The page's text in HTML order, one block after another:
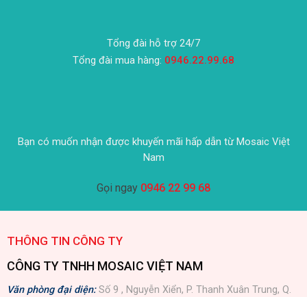
Tổng đài hỗ trợ 24/7
Tổng đài mua hàng: 0946.22.99.68
Bạn có muốn nhận được khuyến mãi hấp dẫn từ Mosaic Việt
Nam
Gọi ngay 0946 22 99 68
THÔNG TIN CÔNG TY
CÔNG TY TNHH MOSAIC VIỆT NAM
Văn phòng đại diện:Số 9 , Nguyễn Xiển, P. Thanh Xuân Trung, Q.